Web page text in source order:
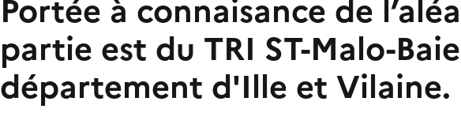
Portée à connaisance de
partie est du TRI ST-Malo-
département d'Ille et Vilaine.